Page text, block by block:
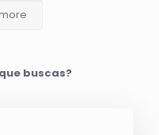
buscas?